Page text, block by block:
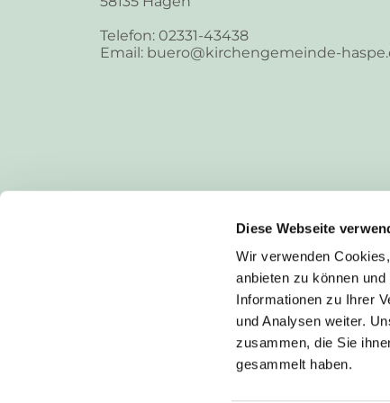
Diese Webseite
Wir verwenden
anbieten zu können
Informationen zu Ihrer
und Analysen weiter.
zusammen, die Sie
gesammelt haben.
Telefon: 02331-43438
Email: buero@kirchengemeinde-